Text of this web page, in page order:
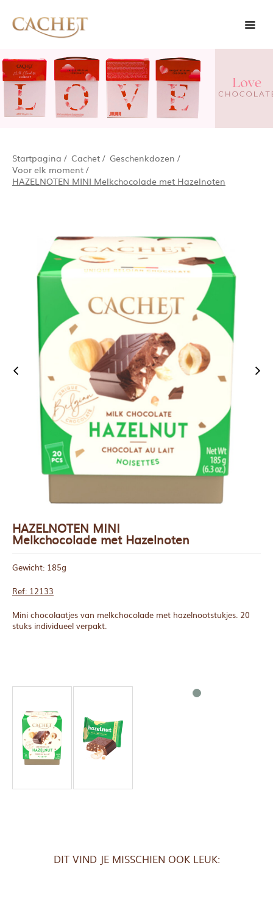
Startpagina / Cachet / Geschenkdozen /
Voor elk moment /
HAZELNOTEN MINI Melkchocolade met Hazelnoten
HAZELNOTEN MINI
Melkchocolade met Hazelnoten
Gewicht: 185g
Ref: 12133
Mini chocolaatjes van melkchocolade met hazelnootstukjes. 20
stuks individueel verpakt.
DIT VIND JE MISSCHIEN OOK LEUK: